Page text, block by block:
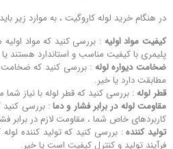
در هنگام خرید لوله کاروگیت ، به موارد زیر
کیفیت مواد اولیه : بررسی کنید که مواد اولیه
پلیمری با کیفیت مناسب و استاندارد هستند
ضخامت دیواره لوله : بررسی کنید که ضخامت
مطابقت دارد یا خیر.
قطر لوله: بررسی کنید که قطر لوله با نیاز شما
مقاومت لوله در برابر فشار و دما: بررسی کنید
کاربردهای خاص شما ، مقاومت لازم در برابر
تولید کننده: بررسی کنید که تولید کننده
فرآیند تولید و کنترل کیفیت است یا خیر.